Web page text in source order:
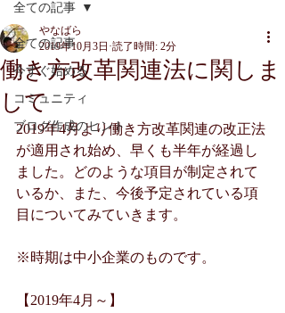
全ての記事
今すぐ始める
コミュニティ
ブログ作成のヒント
全ての記事
働き方改革関連法に関しま
して
やなばら
2019年10月3日 読了時間: 2分
2019年4月より働き方改革関連の改正法
が適用され始め、早くも半年が経過し
ました。どのような項目が制定されて
いるか、また、今後予定されている項
目についてみていきます。
※時期は中小企業のものです。
【2019年4月～】